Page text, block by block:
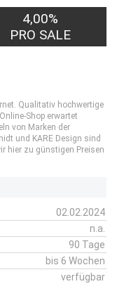
4,00%
PRO SALE
Qualitativ hochwertige
Shop erwartet
von Marken der
und KARE Design sind
hier zu günstigen Preisen
02.02.2024
n.a.
90 Tage
bis 6 Wochen
verfügbar